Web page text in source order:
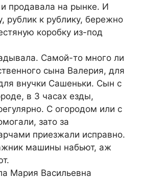
продавала на рынке. И
рублик к рублику, бережно
коробку из-под
Самой-то много ли
сына Валерия, для
внучки Сашеньки. Сын с
в 3 часах езды,
С огородом или с
зато за
приезжали исправно.
машины набьют, аж
Мария Васильевна